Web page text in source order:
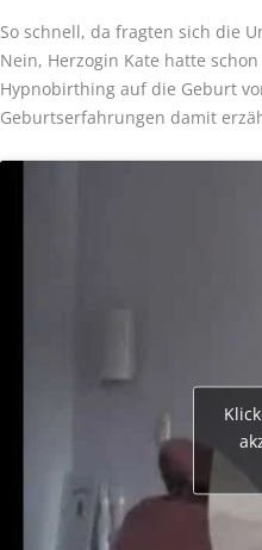
So schnell, da fragten sich die
Nein, Herzogin Kate hatte
Hypnobirthing auf die Geburt
Geburtserfahrungen damit